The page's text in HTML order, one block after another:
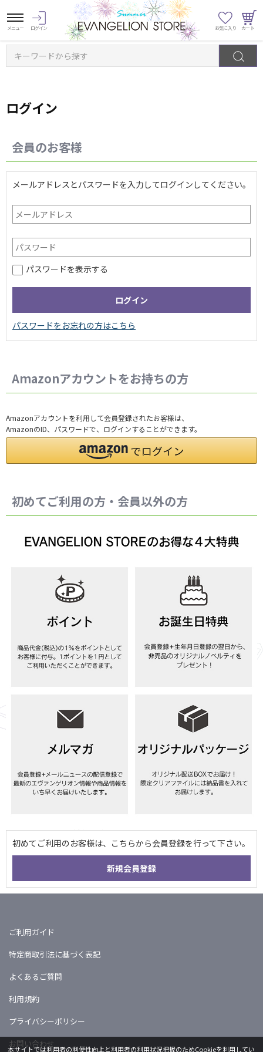
キーワードから探す
ログイン
会員のお客様
メールアドレスとパスワードを入力してログインしてください。
パスワードを表示する
Amazonアカウントをお持ちの方
Amazonアカウントを利用して会員登録されたお客様は、
AmazonのID、パスワードで、ログインすることができます。
初めてご利用の方・会員以外の方
ご利用ガイド
特定商取引法に基づく表記
よくあるご質問
利用規約
プライバシーポリシー
お問い合わせ
本サイトでは利用者の利便性向上と利用者の利用状況把握のためCookieを利用してい